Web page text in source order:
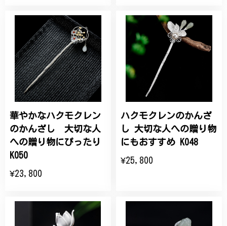
華やかなハクモクレン
のかんざし 大切な人
への贈り物にぴったり
K050
¥23,800
ハクモクレンのかんざ
し 大切な人への贈り物
にもおすすめ K048
¥25,800